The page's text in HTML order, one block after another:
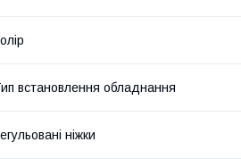
встановлення обладнання
ніжки